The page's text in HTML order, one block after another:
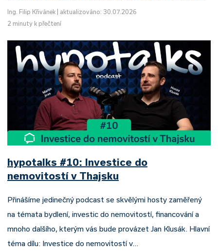
Ing. Filip Křivánek
aktualizováno: 30.07.2026
2 minuty k přečtení
hypotalks #10: Investice do
nemovitostí v Thajsku
Přinášíme jedinečný podcast se skvělými hosty zaměřený
na témata bydlení, investic do nemovitostí, financování a
mnoho dalšího, kterým vás bude provázet Jan Klusák. Hlavní
téma dílu: Investice do nemovitostí v…